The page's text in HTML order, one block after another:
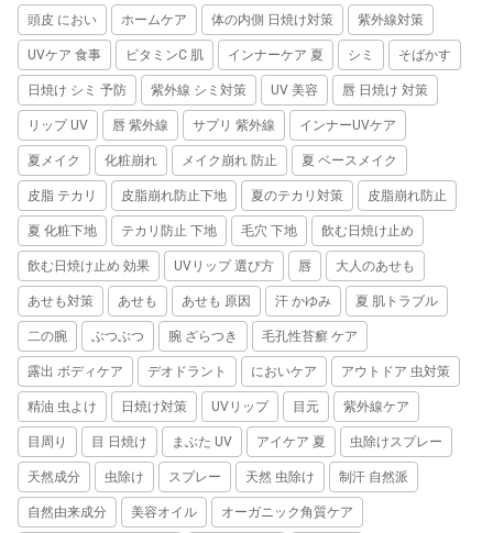
頭皮 におい ホームケア 体の内側 日焼け対策 紫外線対策
UVケア 食事 ビタミンC 肌 インナーケア 夏 シミ そばかす
日焼け シミ 予防 紫外線 シミ対策 UV 美容 唇 日焼け 対策
リップ UV 唇 紫外線 サプリ 紫外線 インナーUVケア
夏メイク 化粧崩れ メイク崩れ 防止 夏 ベースメイク
皮脂 テカリ 皮脂崩れ防止下地 夏のテカリ対策 皮脂崩れ防止
夏 化粧下地 テカリ防止 下地 毛穴 下地 飲む日焼け止め
飲む日焼け止め 効果 UVリップ 選び方 唇 大人のあせも
あせも対策 あせも あせも 原因 汗 かゆみ 夏 肌トラブル
二の腕 ぶつぶつ 腕 ざらつき 毛孔性苔癬 ケア
露出 ボディケア デオドラント においケア アウトドア 虫対策
精油 虫よけ 日焼け対策 UVリップ 目元 紫外線ケア
目周り 目 日焼け まぶた UV アイケア 夏 虫除けスプレー
天然成分 虫除け スプレー 天然 虫除け 制汗 自然派
自然由来成分 美容オイル オーガニック角質ケア